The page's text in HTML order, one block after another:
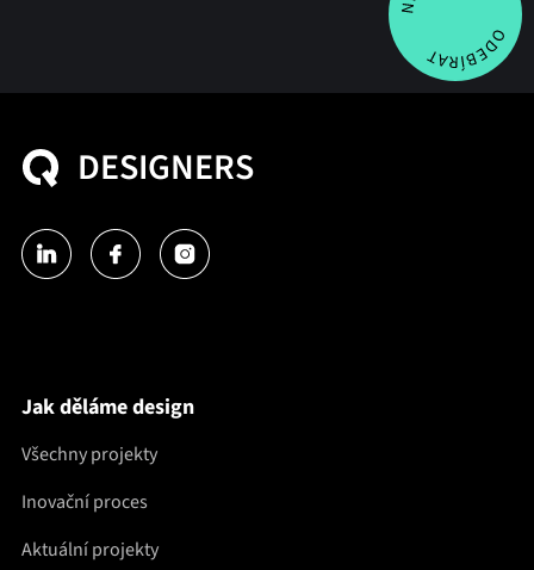
Jak děláme design
Všechny projekty
Inovační proces
Aktuální projekty
DESIGNERS